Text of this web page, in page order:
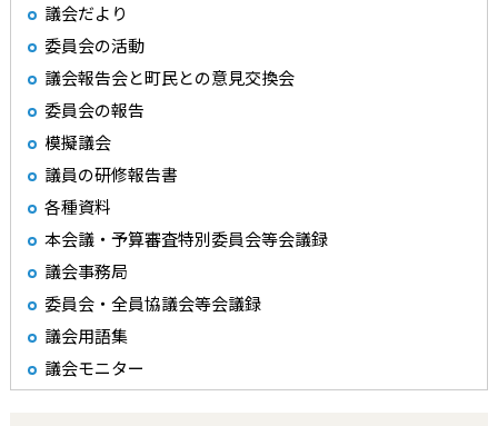
議会だより
委員会の活動
議会報告会と町民との意見交換会
委員会の報告
模擬議会
議員の研修報告書
各種資料
本会議・予算審査特別委員会等会議録
議会事務局
委員会・全員協議会等会議録
議会用語集
議会モニター